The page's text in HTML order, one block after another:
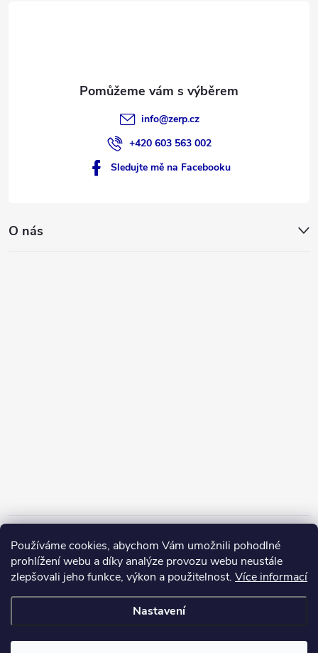
Používáme cookies, abychom Vám umožnili pohodlné
prohlížení webu a díky analýze provozu webu neustále
zlepšovali jeho funkce, výkon a použitelnost. Více informací
Nastavení
info@zerp.cz
+420 603 563 002
Sledujte mě na Facebooku
O nás
Copyright 2026ZERP Rybářské potřeby. Všechna práva vyhrazena.